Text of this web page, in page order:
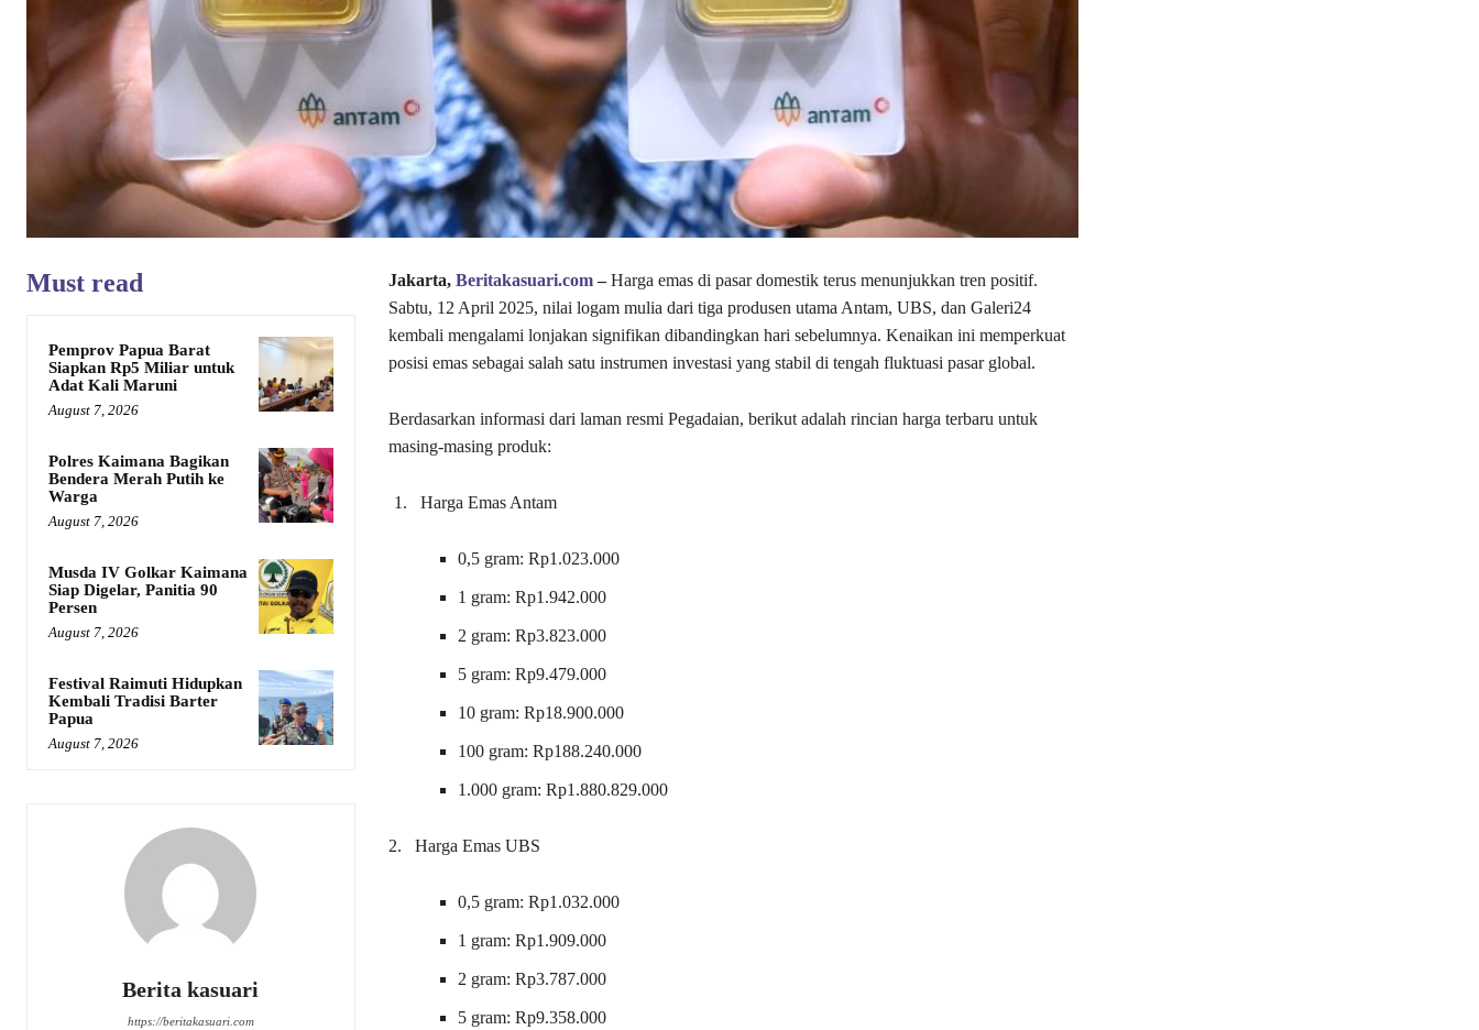
Must read
Pemprov Papua Barat
Siapkan Rp5 Miliar untuk
Adat Kali Maruni
August 7, 2026
Polres Kaimana Bagikan
Bendera Merah Putih ke
Warga
August 7, 2026
Musda IV Golkar Kaimana
Siap Digelar, Panitia 90
Persen
August 7, 2026
Festival Raimuti Hidupkan
Kembali Tradisi Barter
Papua
August 7, 2026
Berita kasuari
https://beritakasuari.com
Jakarta, Beritakasuari.com–Harga emas di pasar domestik terus menunjukkan tren positif.
Sabtu, 12 April 2025, nilai logam mulia dari tiga produsen utama Antam, UBS, dan Galeri24
kembali mengalami lonjakan signifikan dibandingkan hari sebelumnya. Kenaikan ini memperkuat
posisi emas sebagai salah satu instrumen investasi yang stabil di tengah fluktuasi pasar global.
Berdasarkan informasi dari laman resmi Pegadaian, berikut adalah rincian harga terbaru untuk
masing-masing produk:
Harga Emas Antam
0,5 gram: Rp1.023.000
1 gram: Rp1.942.000
2 gram: Rp3.823.000
5 gram: Rp9.479.000
10 gram: Rp18.900.000
100 gram: Rp188.240.000
1.000 gram: Rp1.880.829.000
2. Harga Emas UBS
0,5 gram: Rp1.032.000
1 gram: Rp1.909.000
2 gram: Rp3.787.000
5 gram: Rp9.358.000